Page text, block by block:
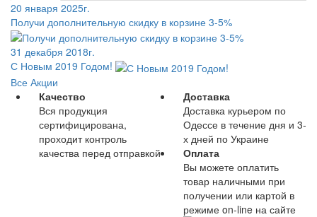
20 января 2025г.
Получи дополнительную скидку в корзине 3-5%
31 декабря 2018г.
С Новым 2019 Годом!
Все Акции
Качество
Вся продукция
сертифицирована,
проходит контроль
качества перед отправкой
Доставка
Доставка курьером по
Одессе в течение дня и 3-
х дней по Украине
Оплата
Вы можете оплатить
товар наличными при
получении или картой в
режиме on-line на сайте